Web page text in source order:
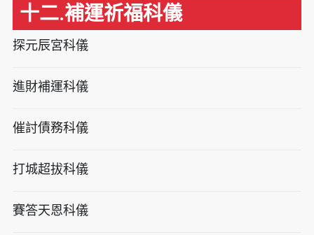
十二.補運祈福科儀
探元辰宮科儀
進財補運科儀
催討債務科儀
打城超拔科儀
賽答天恩科儀